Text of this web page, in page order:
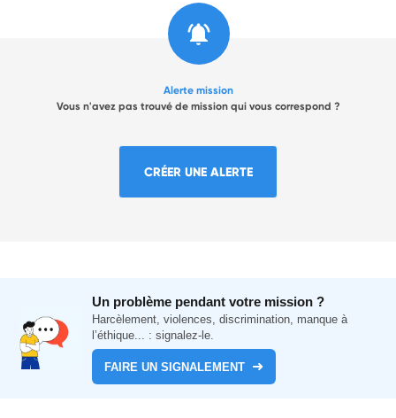
Alerte mission
Vous n'avez pas trouvé de mission qui vous correspond ?
CRÉER UNE ALERTE
Un problème pendant votre mission ?
Harcèlement, violences, discrimination, manque à
l’éthique... : signalez-le.
FAIRE UN SIGNALEMENT